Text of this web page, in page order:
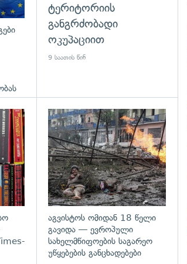
ტერიტორიის
განგრძობადი
ოკუპაციით
9 საათის წინ
გადახედვა
აგვისტოს ომიდან 18 წელი
გავიდა — ევროპული
სახელმწიფოების საგარეო
უწყებების განცხადებები